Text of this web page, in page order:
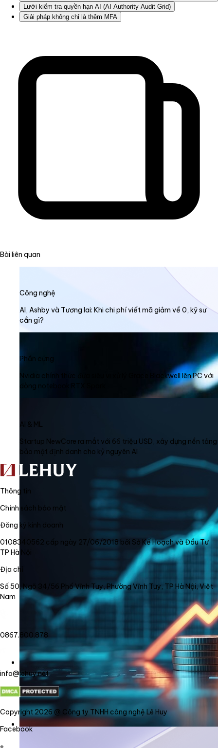
Lưới kiểm tra quyền hạn AI (AI Authority Audit Grid)
Giải pháp không chỉ là thêm MFA
Bài liên quan
Công nghệ
AI, Ashby và Tương lai: Khi chi phí viết mã giảm về 0, kỹ sư
cần gì?
Phần cứng
Nvidia chính thức đưa siêu vi xử lý Grace Blackwell lên PC với
dòng notebook RTX Spark
AI & ML
Startup NewCore ra mắt với 66 triệu USD, xây dựng nền tảng
bảo mật định danh cho kỷ nguyên AI
Thông tin
Chính sách bảo mật
Đăng ký kinh doanh
0108340562 cấp ngày 27/06/2018 bởi Sở Kế Hoạch và Đầu Tư
TP Hà Nội
Địa chỉ
Số 50, Ngõ 34/56 Phố Vĩnh Tuy, Phường Vĩnh Tuy, TP Hà Nội, Việt
Nam
0867.800.878
info@lehuy.net
Copyright 2026 @ Công ty TNHH công nghệ Lê Huy
Facebook